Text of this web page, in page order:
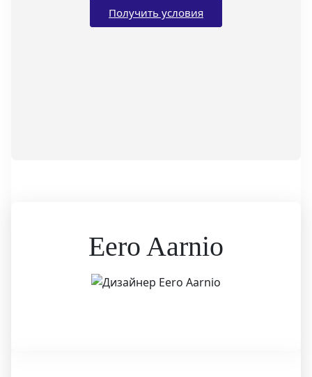
Получить условия
Eero Aarnio